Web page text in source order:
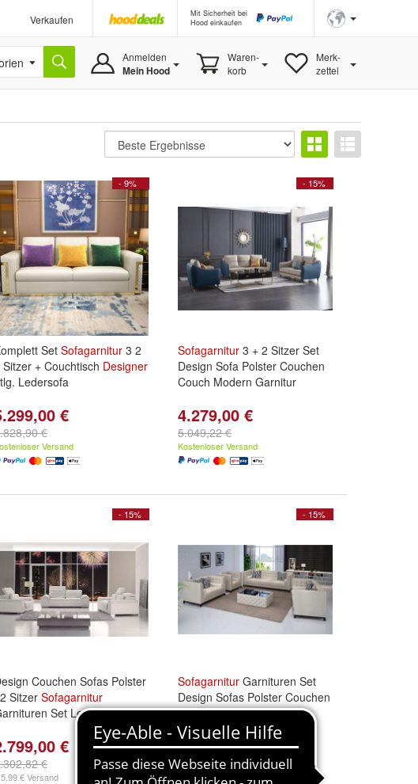
Verkaufen
Mit Sicherheit bei
Hood einkaufen
Anmelden
Mein Hood
Waren-
korb
Merk-
zettel
- 9%
Set Sofagarnitur 3 2
Sitzer + Couchtisch Designer
Ledersofa
€
€
Versand
- 15%
Sofagarnitur 3 + 2 Sitzer Set
Design Sofa Polster Couchen
Couch Modern Garnitur
4.279,00 €
5.049,22 €
Kostenloser Versand
- 15%
Couchen Sofas Polster
Sitzer Sofagarnitur
Set Leder Sofa
€
€
€ Versand
- 15%
Sofagarnitur Garnituren Set
Design Sofas Polster Couchen
Leder 3 2 Sitzer
2.799,00 €
3.302,82 €
+ 5,99 € Versand